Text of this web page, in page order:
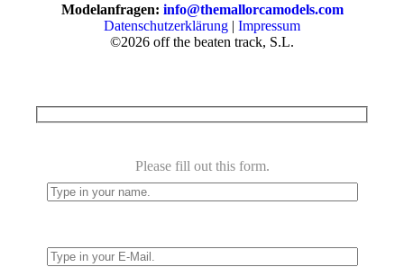
Modelanfragen: info@themallorcamodels.com
Datenschutzerklärung | Impressum
©2026 off the beaten track, S.L.
dieses
leer.
Please fill out this form.